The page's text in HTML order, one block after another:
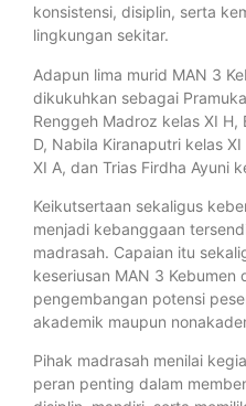
konsistensi, disiplin, serta
lingkungan sekitar.
Adapun lima murid MAN 3
dikukuhkan sebagai
Renggeh Madroz kelas XI H,
D, Nabila Kiranaputri kelas
XI A, dan Trias Firdha Ayuni
Keikutsertaan sekaligus
menjadi kebanggaan
madrasah. Capaian itu
keseriusan MAN 3 Kebumen
pengembangan potensi
akademik maupun
Pihak madrasah menilai
peran penting dalam